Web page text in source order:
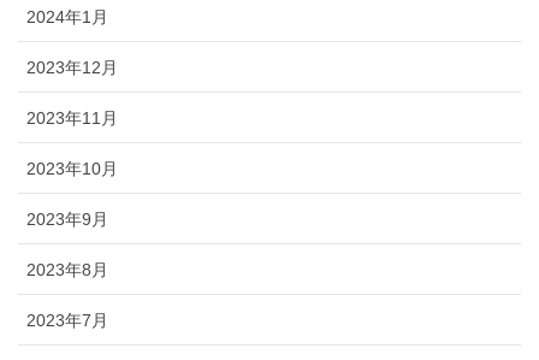
2024年1月
2023年12月
2023年11月
2023年10月
2023年9月
2023年8月
2023年7月